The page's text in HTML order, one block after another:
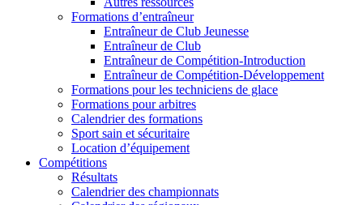
Formations d’entraîneur
Entraîneur de Club Jeunesse
Entraîneur de Club
Entraîneur de Compétition-Introduction
Entraîneur de Compétition-Développement
Formations pour les techniciens de glace
Formations pour arbitres
Calendrier des formations
Sport sain et sécuritaire
Location d’équipement
Compétitions
Résultats
Calendrier des championnats